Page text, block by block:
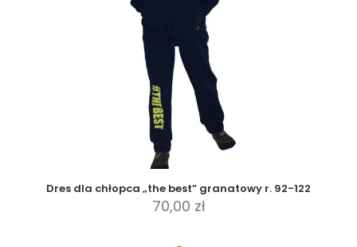
Dres dla chłopca „the best” granatowy r. 92-122
70,00 zł